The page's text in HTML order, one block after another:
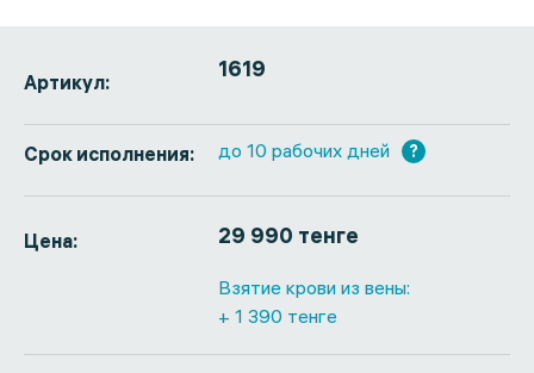
Артикул: 1619
Срок исполнения: до 10 рабочих дней ?
Цена: 29 990 тенге
Взятие крови из вены:
+ 1 390 тенге